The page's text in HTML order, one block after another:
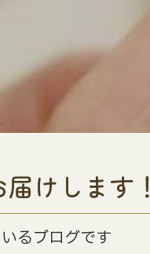
けします！
るブログです